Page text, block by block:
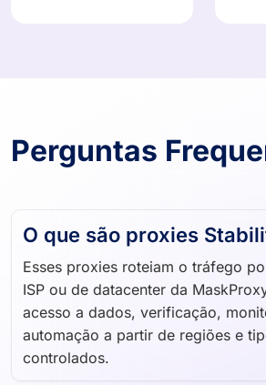
Perguntas
O que são proxies
Esses proxies roteiam o tráfego
ISP ou de datacenter da
acesso a dados, verificação,
automação a partir de regiões e
controlados.